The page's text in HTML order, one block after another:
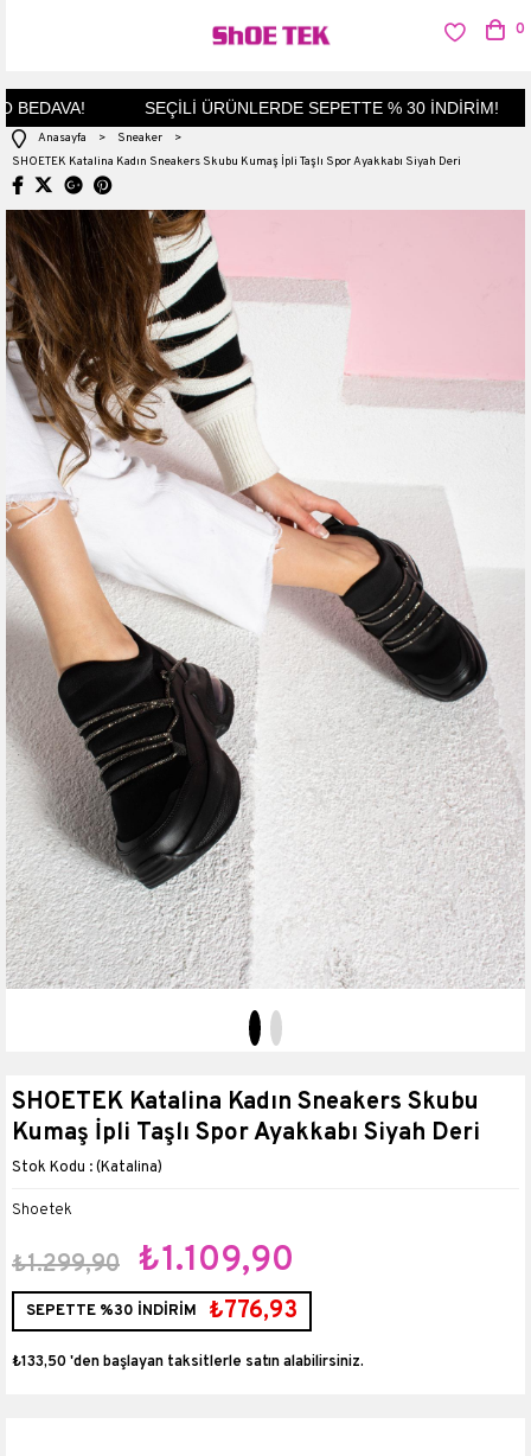
SEÇİLİ ÜRÜNLERDE SEPETTE % 30 İNDİRİM!
0
Anasayfa > Sneaker
>
SHOETEK Katalina Kadın Sneakers Skubu Kumaş İpli Taşlı Spor Ayakkabı Siyah Deri
SHOETEK Katalina Kadın Sneakers Skubu
Kumaş İpli Taşlı Spor Ayakkabı Siyah Deri
(Katalina)
Shoetek
₺1.299,90 ₺1.109,90
SEPETTE %30 İNDİRİM ₺776,93
₺133,50'den başlayan taksitlerle